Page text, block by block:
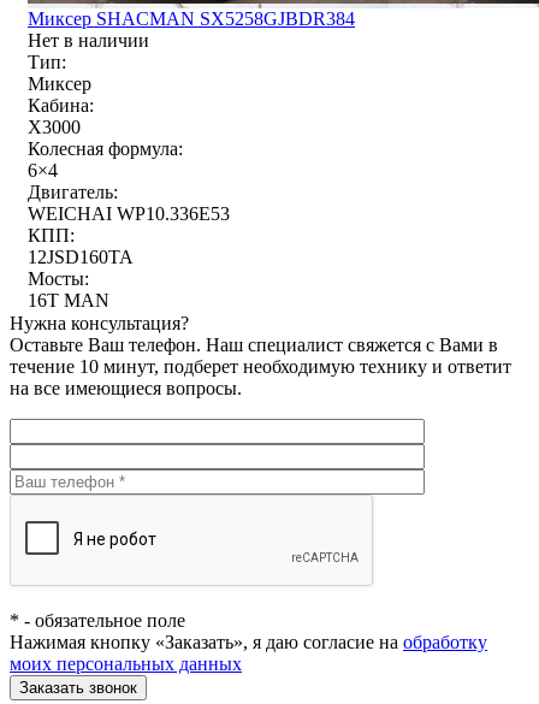
Миксер SHACMAN SX5258GJBDR384
Нет в наличии
Тип:
Миксер
Кабина:
X3000
Колесная формула:
6×4
Двигатель:
WEICHAI WP10.336E53
КПП:
12JSD160TA
Мосты:
16T MAN
Нужна консультация?
Оставьте Ваш телефон. Наш специалист свяжется с Вами в
течение 10 минут, подберет необходимую технику и ответит
на все имеющиеся вопросы.
* - обязательное поле
Нажимая кнопку «Заказать», я даю согласие на обработку
моих персональных данных
Заказать звонок